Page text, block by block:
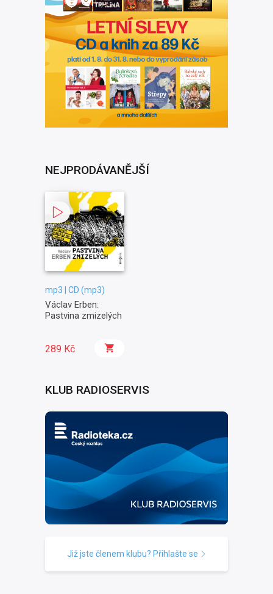
NEJPRODÁVANĚJŠÍ
mp3 | CD (mp3)
Václav Erben:
Pastvina zmizelých
289 Kč
KLUB RADIOSERVIS
Již jste členem klubu? Přihlašte se